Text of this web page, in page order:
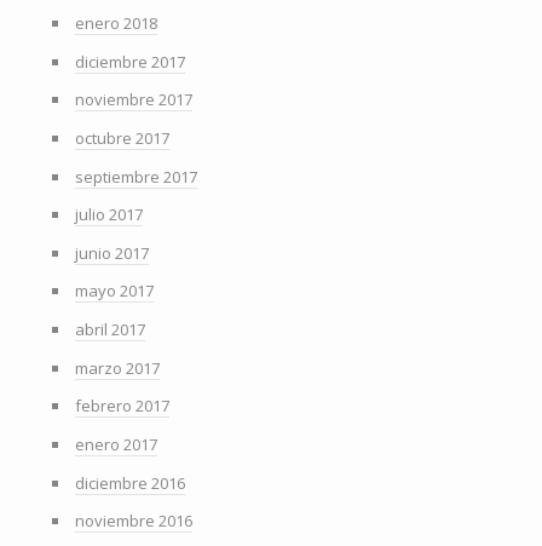
enero 2018
diciembre 2017
noviembre 2017
octubre 2017
septiembre 2017
julio 2017
junio 2017
mayo 2017
abril 2017
marzo 2017
febrero 2017
enero 2017
diciembre 2016
noviembre 2016